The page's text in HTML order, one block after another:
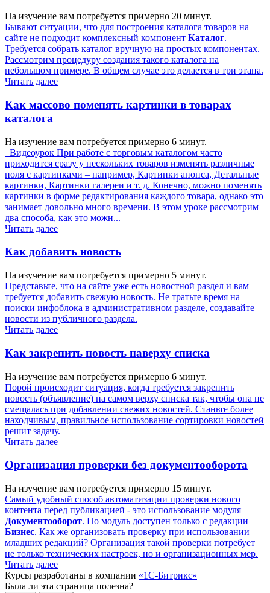
На изучение вам потребуется примерно 20 минут.
Бывают ситуации, что для построения каталога товаров на
сайте не подходит комплексный компонент Каталог.
Требуется собрать каталог вручную на простых компонентах.
Рассмотрим процедуру создания такого каталога на
небольшом примере. В общем случае это делается в три этапа.
Читать далее
Как массово поменять картинки в товарах
каталога
На изучение вам потребуется примерно 6 минут.
Видеоурок При работе с торговым каталогом часто
приходится сразу у нескольких товаров изменять различные
поля с картинками – например, Картинки анонса, Детальные
картинки, Картинки галереи и т. д. Конечно, можно поменять
картинки в форме редактирования каждого товара, однако это
занимает довольно много времени. В этом уроке рассмотрим
два способа, как это можн...
Читать далее
Как добавить новость
На изучение вам потребуется примерно 5 минут.
Представьте, что на сайте уже есть новостной раздел и вам
требуется добавить свежую новость. Не тратьте время на
поиски инфоблока в административном разделе, создавайте
новости из публичного раздела.
Читать далее
Как закрепить новость наверху списка
На изучение вам потребуется примерно 6 минут.
Порой происходит ситуация, когда требуется закрепить
новость (объявление) на самом верху списка так, чтобы она не
смещалась при добавлении свежих новостей. Станьте более
находчивым, правильное использование сортировки новостей
решит задачу.
Читать далее
Организация проверки без документооборота
На изучение вам потребуется примерно 15 минут.
Самый удобный способ автоматизации проверки нового
контента перед публикацией - это использование модуля
Документооборот. Но модуль доступен только с редакции
Бизнес. Как же организовать проверку при использовании
младших редакций? Организация такой проверки потребует
не только технических настроек, но и организационных мер.
Читать далее
Курсы разработаны в компании «1С-Битрикс»
Была ли эта страница полезна?